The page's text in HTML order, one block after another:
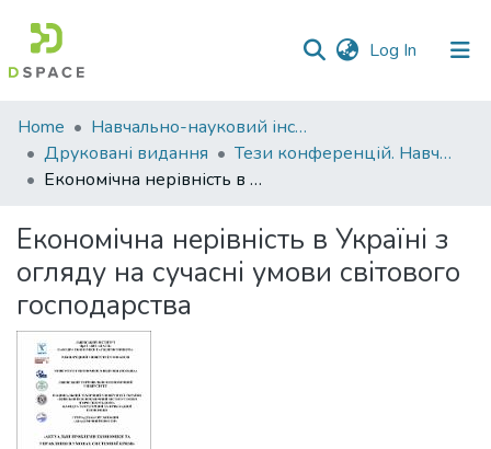
Log In (current)
Communities
&
Collections
Statistics
Home
Навчально-науковий інститут економіки, управління, права та інформаційних технологій
Друковані видання
Тези конференцій. Навчально-науковий інститут економіки, управління, права та інформаційних технологій
Економічна нерівність в Україні з огляду на сучасні умови світового господарства
Економічна нерівність в Україні з
огляду на сучасні умови світового
господарства